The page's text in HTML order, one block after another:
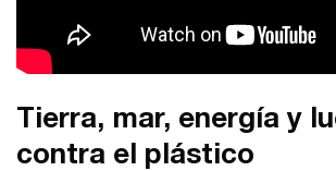
Tierra, mar, energía y
contra el plástico